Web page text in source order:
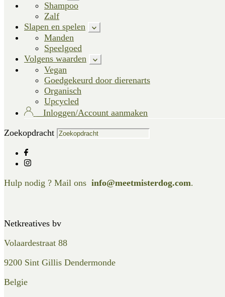
Shampoo
Zalf
Slapen en spelen
Manden
Speelgoed
Volgens waarden
Vegan
Goedgekeurd door dierenarts
Organisch
Upcycled
Inloggen/Account aanmaken
Zoekopdracht
Hulp nodig ? Mail ons info@meetmisterdog.com.
Netkreatives bv
Volaardestraat 88
9200 Sint Gillis Dendermonde
Belgie